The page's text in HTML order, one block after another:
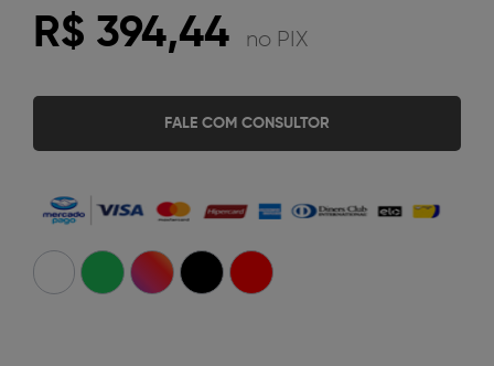
R$ 394,44 no PIX
FALE COM CONSULTOR